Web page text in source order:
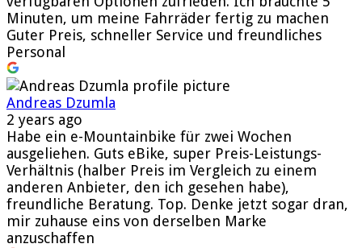
Minuten, um meine Fahrräder fertig zu machen
Guter Preis, schneller Service und freundliches
Personal
Andreas Dzumla
2 years ago
Habe ein e-Mountainbike für zwei Wochen
ausgeliehen. Guts eBike, super Preis-Leistungs-
Verhältnis (halber Preis im Vergleich zu einem
anderen Anbieter, den ich gesehen habe),
freundliche Beratung. Top. Denke jetzt sogar dran,
mir zuhause eins von derselben Marke
anzuschaffen